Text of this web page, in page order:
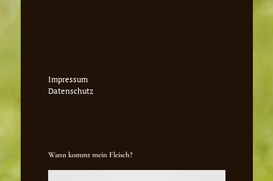
Impressum
Datenschutz
Wann kommt mein Fleisch?